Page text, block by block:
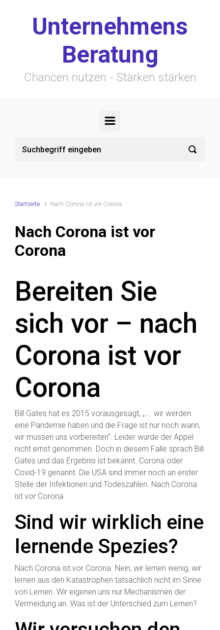
Unternehmens
Beratung
Chancen nutzen - Stärken stärken
Startseite Nach Corona ist vor Corona
Nach Corona ist vor
Corona
Bereiten Sie
sich vor – nach
Corona ist vor
Corona
Bill Gates hat es 2015 vorausgesagt, „…. wir werden
eine Pandemie haben und die Frage ist nur noch wann,
wir müssen uns vorbereiten“. Leider wurde der Appel
nicht ernst genommen. Doch in diesem Falle sprach Bill
Gates und das Ergebnis ist bekannt. Corona oder
Covid-19 genannt. Die USA sind immer noch an erster
Stelle der Infektionen und Todeszahlen. Nach Corona
ist vor Corona.
Sind wir wirklich eine
lernende Spezies?
Nach Corona ist vor Corona. Nein, wir lernen wenig, wir
lernen aus den Katastrophen tatsächlich nicht im Sinne
von Lernen. Wir eigenen uns nur Mechanismen der
Vermeidung an. Was ist der Unterschied zum Lernen?